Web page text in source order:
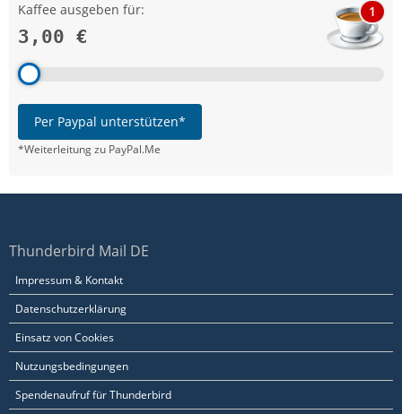
Kaffee ausgeben für:
3,00 €
1
Per Paypal unterstützen*
*Weiterleitung zu PayPal.Me
Thunderbird Mail DE
Impressum & Kontakt
Datenschutzerklärung
Einsatz von Cookies
Nutzungsbedingungen
Spendenaufruf für Thunderbird